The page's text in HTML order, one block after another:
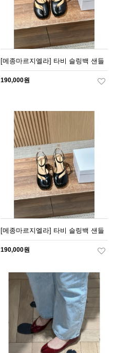
[메종마르지엘라] 타비 슬링백 샌들
190,000원
[메종마르지엘라] 타비 슬링백 샌들
190,000원